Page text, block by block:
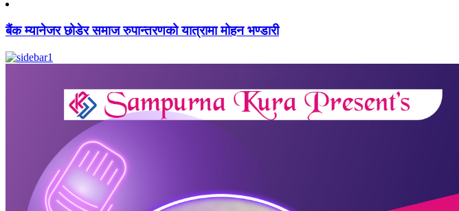
बैंक म्यानेजर छोडेर समाज रुपान्तरणको यात्रामा मोहन भण्डारी